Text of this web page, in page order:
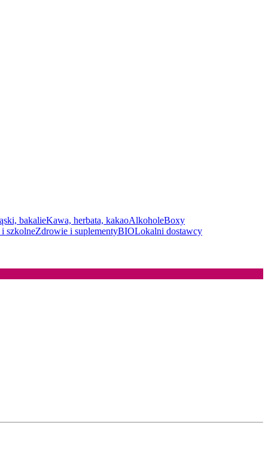
bakalieKawa, herbata, kakaoAlkoholeBoxy
szkolneZdrowie i suplementyBIOLokalni dostawcy